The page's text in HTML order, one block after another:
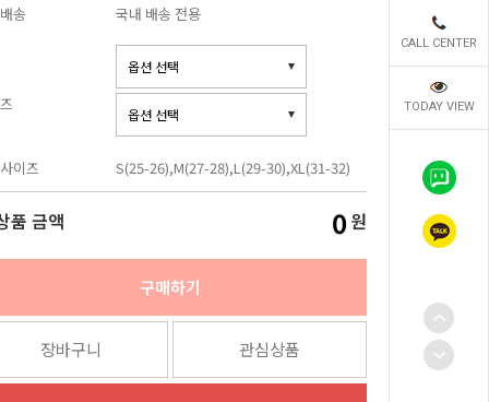
CALL CENTER
TODAY VIEW
송
국내 배송 전용
이즈 S(25-26),M(27-28),L(29-30),XL(31-32)
품 금액 0 원
구매하기
장바구니 관심상품